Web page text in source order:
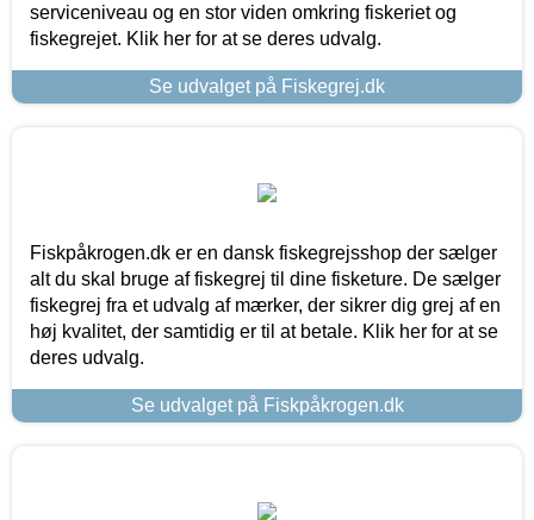
serviceniveau og en stor viden omkring fiskeriet og
fiskegrejet. Klik her for at se deres udvalg.
Se udvalget på Fiskegrej.dk
Fiskpåkrogen.dk er en dansk fiskegrejsshop der sælger
alt du skal bruge af fiskegrej til dine fisketure. De sælger
fiskegrej fra et udvalg af mærker, der sikrer dig grej af en
høj kvalitet, der samtidig er til at betale. Klik her for at se
deres udvalg.
Se udvalget på Fiskpåkrogen.dk